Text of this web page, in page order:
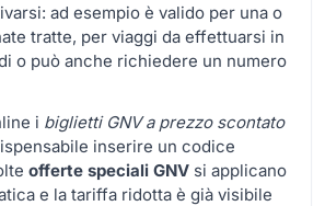
ad esempio è valido per una o
tratte, per viaggi da effettuarsi in
o può anche richiedere un numero
i biglietti GNV a prezzo scontato
inserire un codice
offerte speciali GNV si applicano
e la tariffa ridotta è già visibile